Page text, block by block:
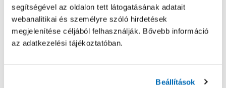
segítségével az oldalon tett látogatásának adatait
webanalitikai és személyre szóló hirdetések
megjelenítése céljából felhasználják. Bővebb információ
az adatkezelési tájékoztatóban.
Beállítások